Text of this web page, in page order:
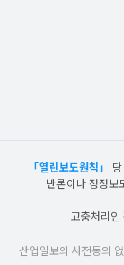
「열린보도원칙」
반론이나 정정보
고충처리
산업일보의 사전동의